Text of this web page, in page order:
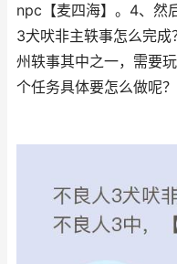
npc【麦四海】。4、然
3犬吠非主轶事怎么完
州轶事其中之一，需要
个任务具体要怎么做呢